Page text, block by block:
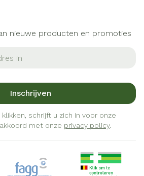
nieuwe producten en promoties
Inschrijven
schrijft u zich in voor onze
met onze privacy policy.